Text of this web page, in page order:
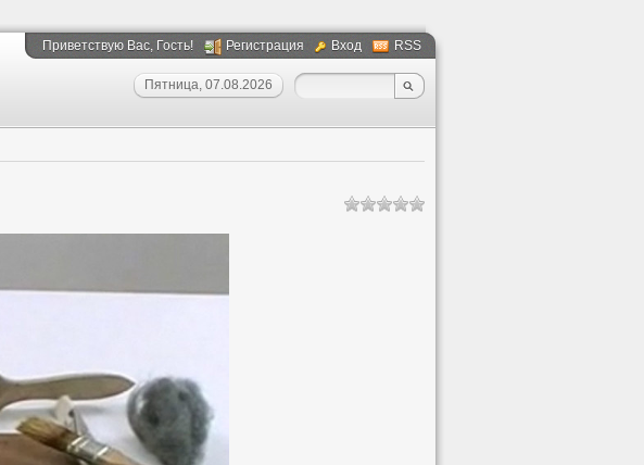
Приветствую Вас, Гость! Регистрация Вход RSS
Пятница, 07.08.2026